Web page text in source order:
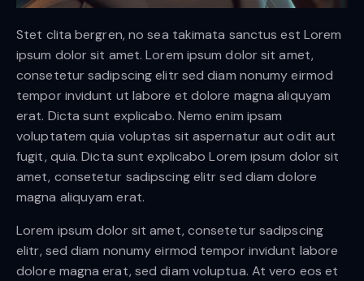
Stet clita bergren, no sea takimata sanctus est Lorem
ipsum dolor sit amet. Lorem ipsum dolor sit amet,
consetetur sadipscing elitr sed diam nonumy eirmod
tempor invidunt ut labore et dolore magna aliquyam
erat. Dicta sunt explicabo. Nemo enim ipsam
voluptatem quia voluptas sit aspernatur aut odit aut
fugit, quia. Dicta sunt explicabo Lorem ipsum dolor sit
amet, consetetur sadipscing elitr sed diam dolore
magna aliquyam erat.
Lorem ipsum dolor sit amet, consetetur sadipscing
elitr, sed diam nonumy eirmod tempor invidunt labore
dolore magna erat, sed diam voluptua. At vero eos et